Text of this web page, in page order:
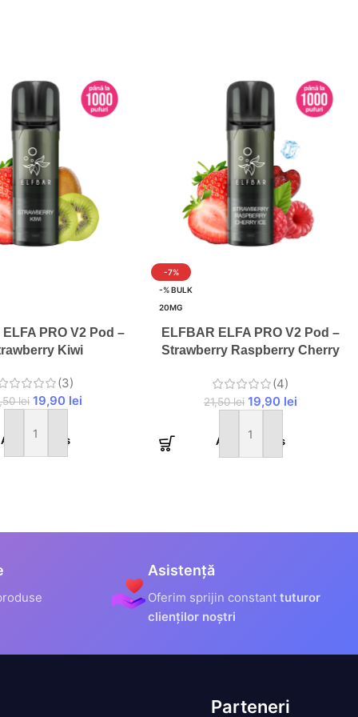
PRO V2 Pod –
Kiwi
(3)
lei 19,90 lei
Adaugă în coș
-7%
-% BULK
20MG
ELFBAR ELFA PRO V2 Pod –
Strawberry Raspberry Cherry
(4)
21,50lei 19,90 lei
Adaugă în coș
Asistență
Oferim sprijin constant tuturor
clienților noștri
Parteneri